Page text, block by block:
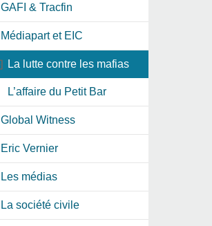
GAFI & Tracfin
Médiapart et EIC
La lutte contre les mafias
L’affaire du Petit Bar
Global Witness
Eric Vernier
Les médias
La société civile